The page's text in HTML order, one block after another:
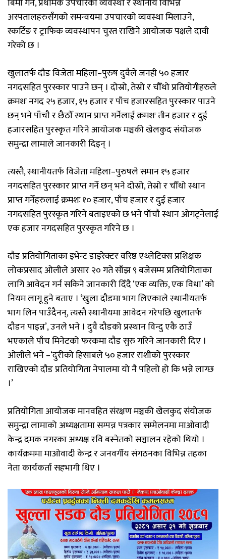
बिमा गर्ने, प्रथमिक उपचारको व्यवस्था र स्थानीय विभिन्न
अस्पतालहरुसँगको समन्वयमा उपचारको व्यवस्था मिलाउने,
स्कर्टिङ र ट्राफिक व्यवस्थापन चुस्त राखिने आयोजक पक्षले दावी
गरेको छ ।
खुलातर्फ दौड विजेता महिला–पुरुष दुवैले जनही ५० हजार
नगदसहित पुरस्कार पाउने छन् । दोस्रो, तेस्रो र चौँथो प्रतियोगीहरुले
क्रमशः नगद २५ हजार, १५ हजार र पाँच हजारसहित पुरस्कार पाउने
छन् भने पाँचौ र छैठौँ स्थान प्राप्त गर्नेलाई क्रमशः तीन हजार र दुई
हजारसहित पुरस्कृत गरिने आयोजक मञ्चकी खेलकुद संयोजक
समुन्द्रा लामाले जानकारी दिइन् ।
त्यस्तै, स्थानीयतर्फ विजेता महिला–पुरुषले समान १५ हजार
नगदसहित पुरस्कार प्राप्त गर्ने छन् भने दोस्रो, तेस्रो र चौँथो स्थान
प्राप्त गर्नेहरुलाई क्रमशः १० हजार, पाँच हजार र दुई हजार
नगदसहित पुरस्कृत गरिने बताइएको छ भने पाँचौ स्थान ओगट्नेलाई
एक हजार नगदसहित पुरस्कृत गरिने छ ।
दौड प्रतियोगिताका इभेन्ट डाइरेक्टर वरिष्ठ एथ्लेटिक्स प्रशिक्षक
लोकप्रसाद ओलीले असार २० गते साँझ ९ बजेसम्म प्रतियोगिताका
लागि आवेदन गर्न सकिने जानकारी दिँदै ‘एक व्यक्ति, एक विधा’ को
नियम लागू हुने बताए । ‘खुला दौडमा भाग लिएकाले स्थानीयतर्फ
भाग लिन पाउँदैनन्, त्यस्तै स्थानीयमा आवेदन गरेपछि खुलातर्फ
दौडन पाइन्न’, उनले भने । दुवै दौडको प्रस्थान विन्दु एकै ठाउँ
भएकाले पाँच मिनेटको फरकमा दौड सुरु गरिने जानकारी दिए ।
ओलीले भने –‘दुरीको हिसाबले ५० हजार राशीको पुरस्कार
राखिएको दौड प्रतियोगिता नेपालमा यो नै पहिलो हो कि भन्ने लाग्छ
।’
प्रतियोगिता आयोजक मानवहित संरक्षण मञ्चकी खेलकुद संयोजक
समुन्द्रा लामाको अध्यक्षतामा सम्पन्न पत्रकार सम्मेलनमा माओवादी
केन्द्र दमक नगरका अध्यक्ष रवि बस्नेतको सञ्चालन रहेको थियो ।
कार्यक्रममा माओवादी केन्द्र र जनवर्गीय संगठनका विभिन्न तहका
नेता कार्यकर्ता सहभागी थिए ।